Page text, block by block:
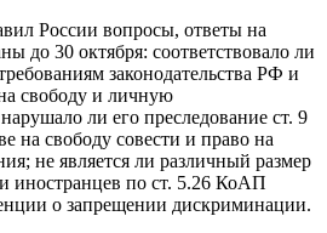
России вопросы, ответы на
до 30 октября: соответствовало ли
законодательства РФ и
свободу и личную
ли его преследование ст. 9
на свободу совести и право на
не является ли различный размер
иностранцев по ст. 5.26 КоАП
о запрещении дискриминации.